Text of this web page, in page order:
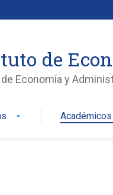
de
Economía y
arrow_drop_down